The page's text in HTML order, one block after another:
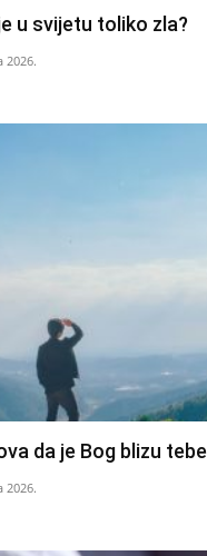
u svijetu toliko zla?
2026.
da je Bog blizu tebe
2026.